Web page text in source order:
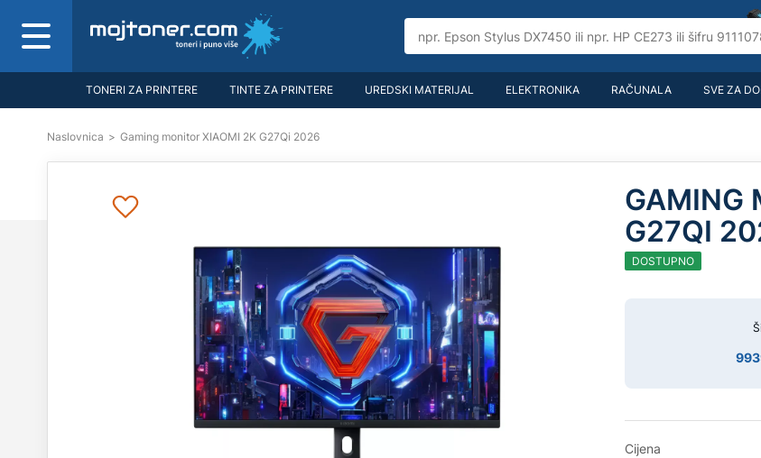
TONERI ZA PRINTERE TINTE ZA PRINTERE UREDSKI MATERIJAL ELEKTRONIKA RAČUNALA SVE ZA
Naslovnica > Gaming monitor XIAOMI 2K G27Qi 2026
GAMING
G27QI
DOSTUPNO
Cijena